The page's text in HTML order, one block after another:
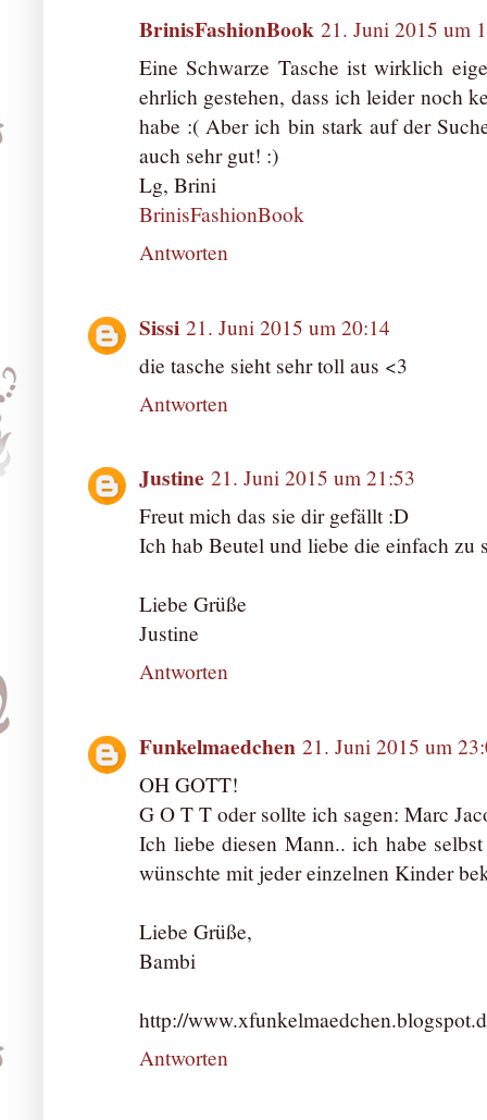
BrinisFashionBook 21. Juni 2015 um
Eine Schwarze Tasche ist wirklich
ehrlich gestehen, dass ich leider noch
habe :( Aber ich bin stark auf der
auch sehr gut! :)
Lg, Brini
BrinisFashionBook
Antworten
Sissi 21. Juni 2015 um 20:14
die tasche sieht sehr toll aus <3
Antworten
Justine 21. Juni 2015 um 21:53
Freut mich das sie dir gefällt :D
Ich hab Beutel und liebe die einfach zu
Liebe Grüße
Justine
Antworten
Funkelmaedchen 21. Juni 2015 um
OH GOTT!
G O T T oder sollte ich sagen: Marc
Ich liebe diesen Mann.. ich habe
wünschte mit jeder einzelnen Kinder
Liebe Grüße,
Bambi
http://
Antworten